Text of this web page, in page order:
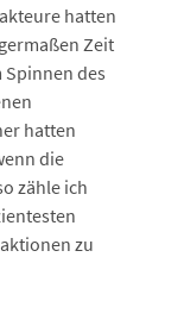
hatten
Zeit
Spinnen des
hatten
die
zähle ich
zu